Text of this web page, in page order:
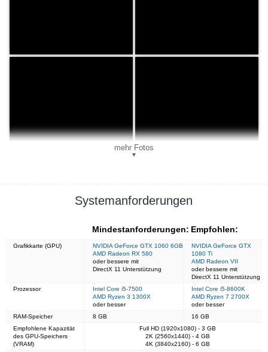
mehr Fotos
▼
Systemanforderungen
Mindestanforderungen: Empfohlen:
Grafikkarte (GPU)
NVIDIA GeForce GTX 1060 6GB
AMD Radeon RX 580
oder bessere mit
DirectX 11 Unterstützung
NVIDIA GeForce GTX
1080 Ti
AMD Radeon VII
oder bessere mit
DirectX 11 Unterstützung
Prozessor
Intel Core i5-7500
AMD Ryzen 3 1300X
oder besser
Intel Core i5-8600K
AMD Ryzen 7 2700X
oder besser
RAM-Speicher
8 GB
16 GB
Empfohlene Kapazität
des GPU-Speichers
(VRAM)
Full HD (1920x1080) - 3 GB
2K (2560x1440) - 4 GB
4K (3840x2160) - 6 GB